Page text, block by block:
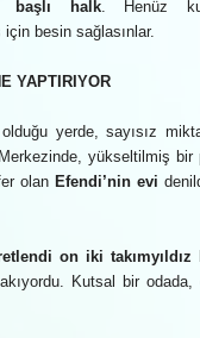
başlı halk. Henüz
besin sağlasınlar.
YAPTIRIYOR
yerde, sayısız
yükseltilmiş bir
olan Efendi’nin evi
on iki
Kutsal bir